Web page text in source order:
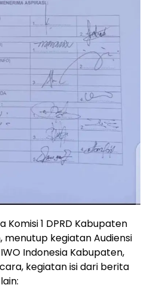
1 DPRD Kabupaten
menutup kegiatan Audiensi
Indonesia Kabupaten,
kegiatan isi dari berita